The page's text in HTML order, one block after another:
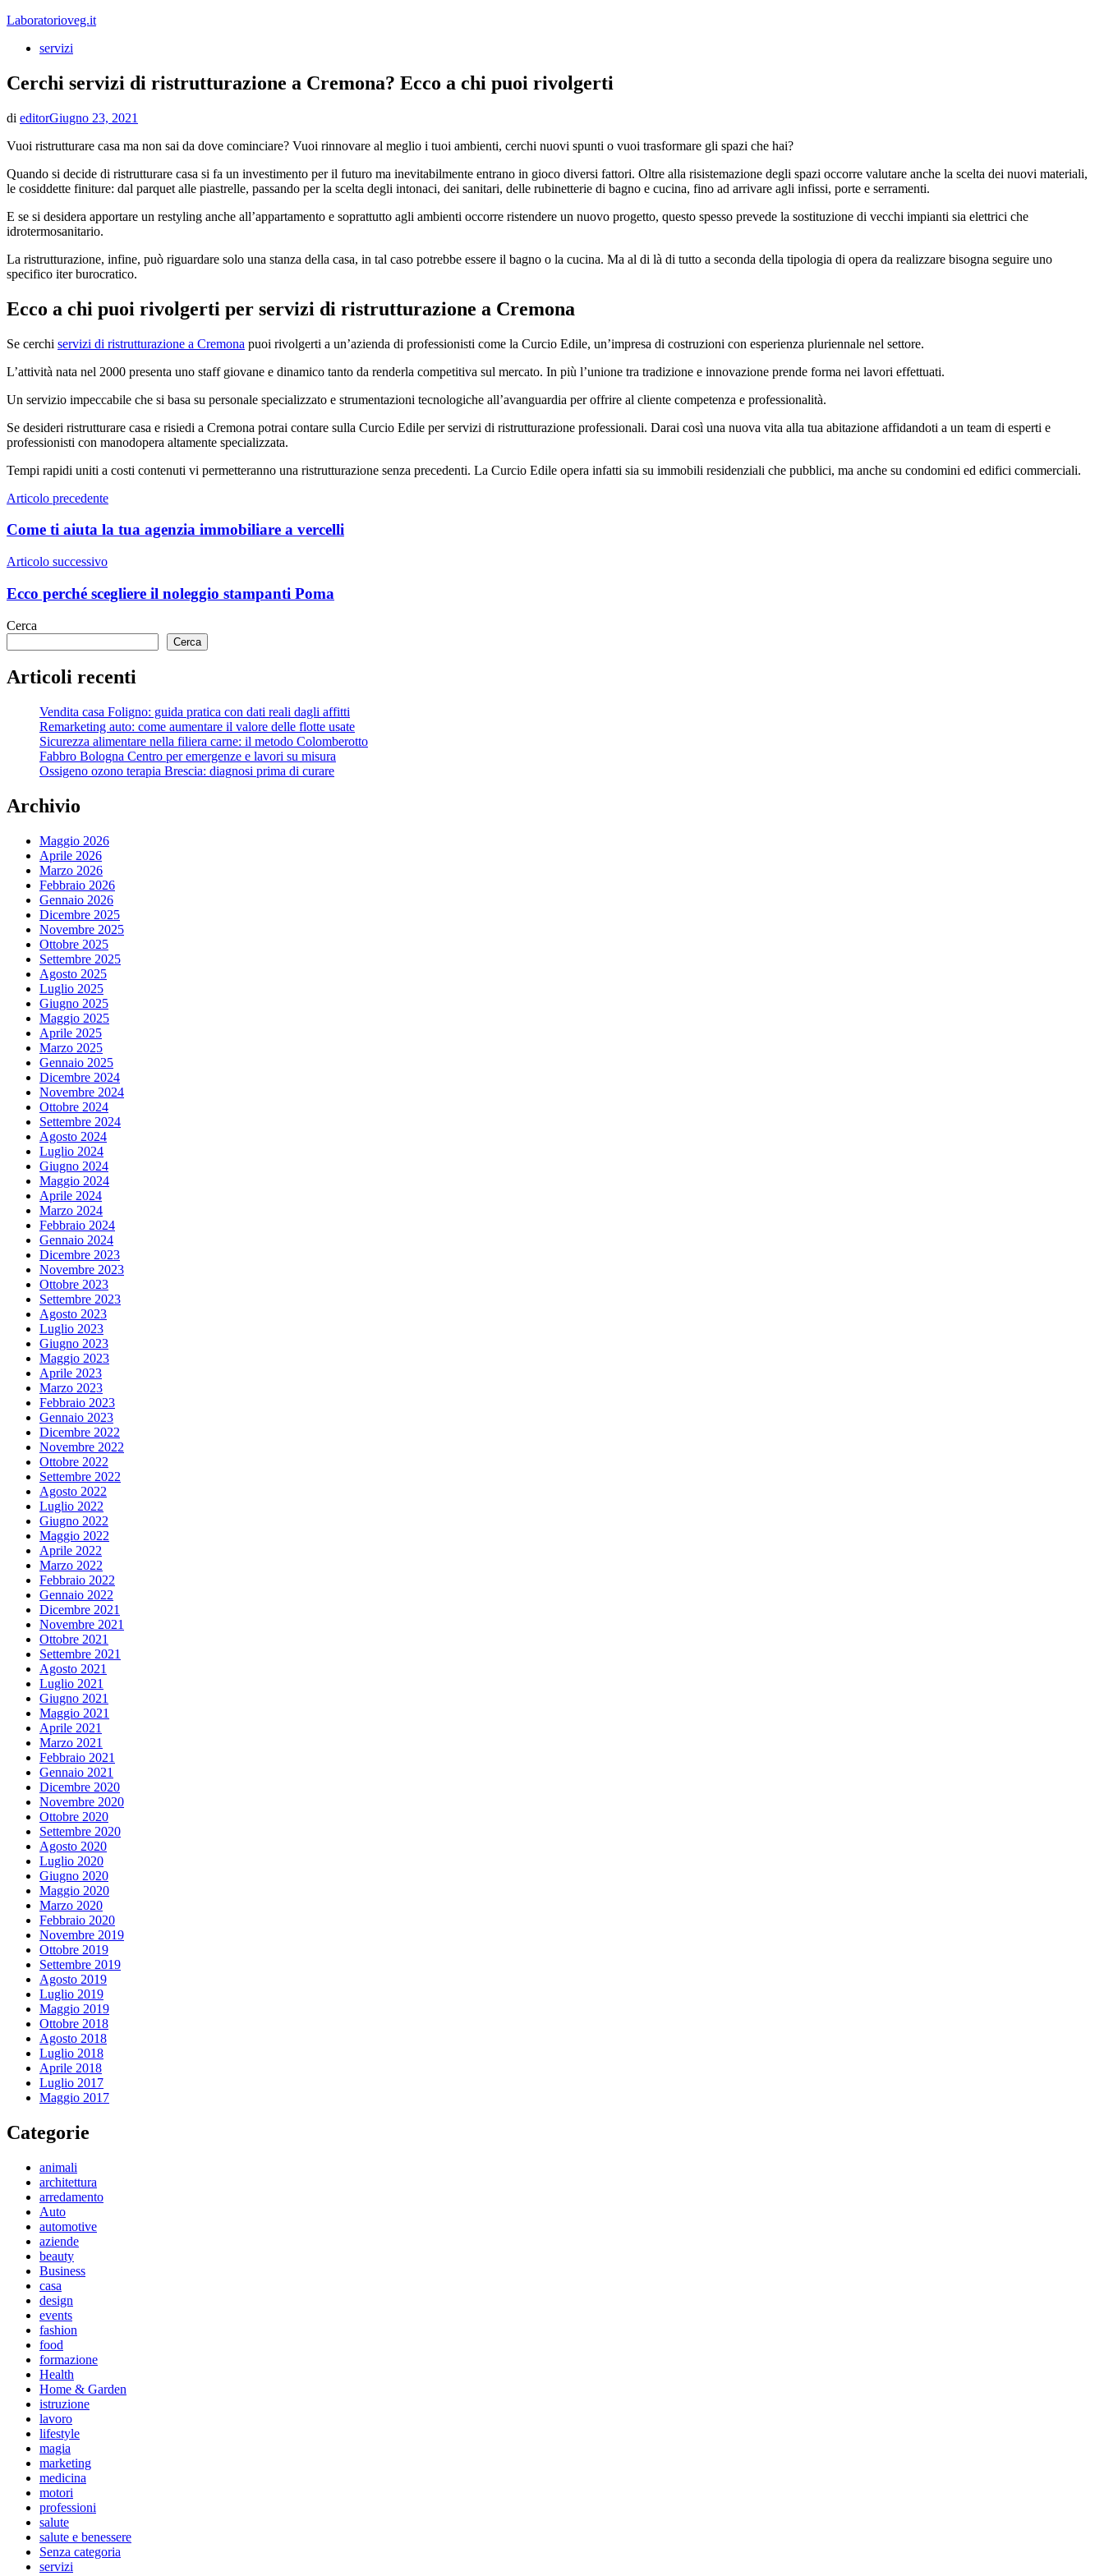
Vai
contenuto
Laboratorioveg.it
servizi
Cerchi servizi di ristrutturazione a Cremona? Ecco a chi puoi rivolgerti
di editorGiugno 23, 2021
Vuoi ristrutturare casa ma non sai da dove cominciare? Vuoi rinnovare al meglio i tuoi ambienti, cerchi nuovi spunti o vuoi trasformare gli spazi che hai?
Quando si decide di ristrutturare casa si fa un investimento per il futuro ma inevitabilmente entrano in gioco diversi fattori. Oltre alla risistemazione degli spazi occorre valutare anche la scelta dei nuovi materiali,
le cosiddette finiture: dal parquet alle piastrelle, passando per la scelta degli intonaci, dei sanitari, delle rubinetterie di bagno e cucina, fino ad arrivare agli infissi, porte e serramenti.
E se si desidera apportare un restyling anche all’appartamento e soprattutto agli ambienti occorre ristendere un nuovo progetto, questo spesso prevede la sostituzione di vecchi impianti sia elettrici che
idrotermosanitario.
La ristrutturazione, infine, può riguardare solo una stanza della casa, in tal caso potrebbe essere il bagno o la cucina. Ma al di là di tutto a seconda della tipologia di opera da realizzare bisogna seguire uno
specifico iter burocratico.
Ecco a chi puoi rivolgerti per servizi di ristrutturazione a Cremona
Se cerchi servizi di ristrutturazione a Cremona puoi rivolgerti a un’azienda di professionisti come la Curcio Edile, un’impresa di costruzioni con esperienza pluriennale nel settore.
L’attività nata nel 2000 presenta uno staff giovane e dinamico tanto da renderla competitiva sul mercato. In più l’unione tra tradizione e innovazione prende forma nei lavori effettuati.
Un servizio impeccabile che si basa su personale specializzato e strumentazioni tecnologiche all’avanguardia per offrire al cliente competenza e professionalità.
Se desideri ristrutturare casa e risiedi a Cremona potrai contare sulla Curcio Edile per servizi di ristrutturazione professionali. Darai così una nuova vita alla tua abitazione affidandoti a un team di esperti e
professionisti con manodopera altamente specializzata.
Tempi rapidi uniti a costi contenuti vi permetteranno una ristrutturazione senza precedenti. La Curcio Edile opera infatti sia su immobili residenziali che pubblici, ma anche su condomini ed edifici commerciali.
Navigazione
articoli
Articolo precedente
Come ti aiuta la tua agenzia immobiliare a vercelli
Articolo successivo
Ecco perché scegliere il noleggio stampanti Poma
Cerca
Cerca
Articoli recenti
Vendita casa Foligno: guida pratica con dati reali dagli affitti
Remarketing auto: come aumentare il valore delle flotte usate
Sicurezza alimentare nella filiera carne: il metodo Colomberotto
Fabbro Bologna Centro per emergenze e lavori su misura
Ossigeno ozono terapia Brescia: diagnosi prima di curare
Archivio
Maggio 2026
Aprile 2026
Marzo 2026
Febbraio 2026
Gennaio 2026
Dicembre 2025
Novembre 2025
Ottobre 2025
Settembre 2025
Agosto 2025
Luglio 2025
Giugno 2025
Maggio 2025
Aprile 2025
Marzo 2025
Gennaio 2025
Dicembre 2024
Novembre 2024
Ottobre 2024
Settembre 2024
Agosto 2024
Luglio 2024
Giugno 2024
Maggio 2024
Aprile 2024
Marzo 2024
Febbraio 2024
Gennaio 2024
Dicembre 2023
Novembre 2023
Ottobre 2023
Settembre 2023
Agosto 2023
Luglio 2023
Giugno 2023
Maggio 2023
Aprile 2023
Marzo 2023
Febbraio 2023
Gennaio 2023
Dicembre 2022
Novembre 2022
Ottobre 2022
Settembre 2022
Agosto 2022
Luglio 2022
Giugno 2022
Maggio 2022
Aprile 2022
Marzo 2022
Febbraio 2022
Gennaio 2022
Dicembre 2021
Novembre 2021
Ottobre 2021
Settembre 2021
Agosto 2021
Luglio 2021
Giugno 2021
Maggio 2021
Aprile 2021
Marzo 2021
Febbraio 2021
Gennaio 2021
Dicembre 2020
Novembre 2020
Ottobre 2020
Settembre 2020
Agosto 2020
Luglio 2020
Giugno 2020
Maggio 2020
Marzo 2020
Febbraio 2020
Novembre 2019
Ottobre 2019
Settembre 2019
Agosto 2019
Luglio 2019
Maggio 2019
Ottobre 2018
Agosto 2018
Luglio 2018
Aprile 2018
Luglio 2017
Maggio 2017
Categorie
animali
architettura
arredamento
Auto
automotive
aziende
beauty
Business
casa
design
events
fashion
food
formazione
Health
Home & Garden
istruzione
lavoro
lifestyle
magia
marketing
medicina
motori
professioni
salute
salute e benessere
Senza categoria
servizi